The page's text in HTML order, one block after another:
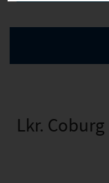
Lkr. Coburg